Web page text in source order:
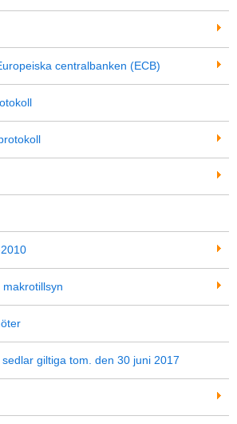
centralbanken (ECB)
giltiga tom. den 30 juni 2017